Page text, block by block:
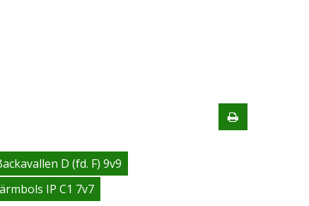
D (fd. F) 9v9
IP C1 7v7